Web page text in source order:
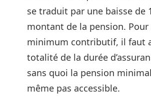
se traduit par une baisse de
montant de la pension.
minimum contributif, il faut
totalité de la durée
sans quoi la pension
même pas accessible.